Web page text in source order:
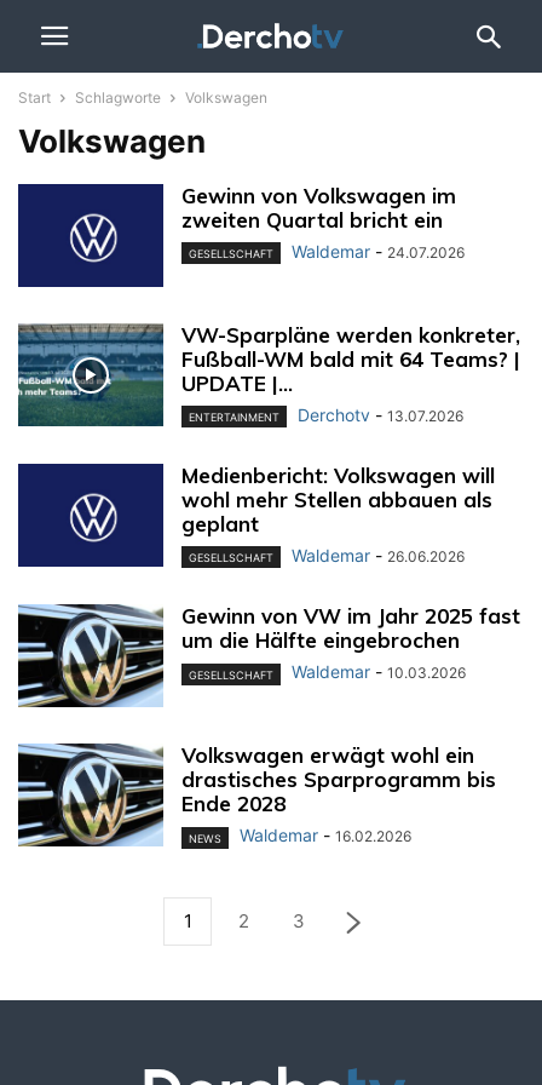
Start Schlagworte Volkswagen
Volkswagen
Gewinn von Volkswagen im
zweiten Quartal bricht ein
GESELLSCHAFT Waldemar - 24.07.2026
VW-Sparpläne werden konkreter,
Fußball-WM bald mit 64 Teams? |
UPDATE |...
ENTERTAINMENT Derchotv - 13.07.2026
Medienbericht: Volkswagen will
wohl mehr Stellen abbauen als
geplant
GESELLSCHAFT Waldemar - 26.06.2026
Gewinn von VW im Jahr 2025 fast
um die Hälfte eingebrochen
GESELLSCHAFT Waldemar - 10.03.2026
Volkswagen erwägt wohl ein
drastisches Sparprogramm bis
Ende 2028
NEWS Waldemar - 16.02.2026
1 2 3